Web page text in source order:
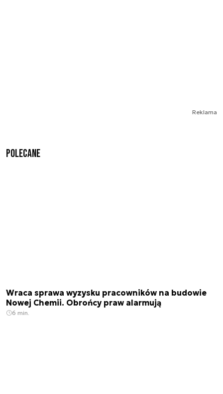
Reklama
Polecane
Wraca sprawa wyzysku pracowników na budowie
Nowej Chemii. Obrońcy praw alarmują
6 min.